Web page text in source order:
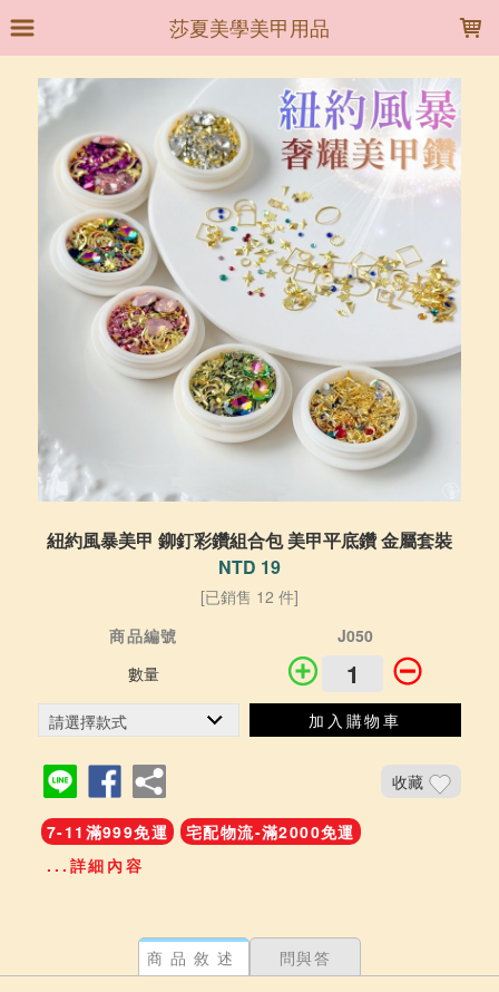
莎夏美學美甲用品
紐約風暴美甲 鉚釘彩鑽組合包 美甲平底鑽 金屬套裝
NTD 19
[已銷售 12 件]
商品編號
J050
數量
加入購物車
收藏
7-11滿999免運
宅配物流-滿2000免運
...詳細內容
商品敘述 問與答